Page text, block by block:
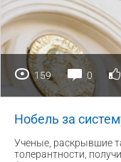
159 0
Нобель за
Ученые, раскрывшие
толерантности,